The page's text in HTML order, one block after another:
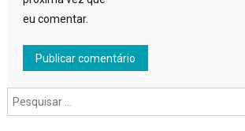
eu comentar.